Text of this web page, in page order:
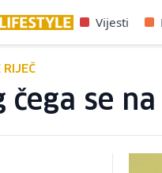
Vijesti
RIJEČ
čega se